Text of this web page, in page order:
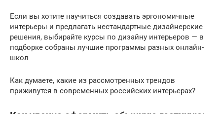
Если вы хотите научиться создавать эргономичные
интерьеры и предлагать нестандартные дизайнерские
решения, выбирайте курсы по дизайну интерьеров — в
подборке собраны лучшие программы разных онлайн-
школ
Как думаете, какие из рассмотренных трендов
приживутся в современных российских интерьерах?